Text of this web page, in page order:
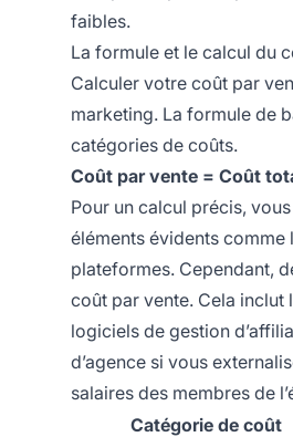
faibles.
La formule et le calcul du
Calculer votre coût par
marketing. La formule de
catégories de coûts.
Coût par vente = Coût
Pour un calcul précis,
éléments évidents comme
plateformes. Cependant,
coût par vente. Cela inclut
logiciels de gestion
d’agence si vous
salaires des membres de
Catégorie de coût